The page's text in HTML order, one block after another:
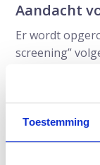
Toestemming
Aandacht
Er wordt
screening”
Urology”
Clinics in haar
van